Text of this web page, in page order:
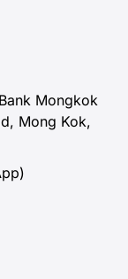
Mongkok
Mong Kok,